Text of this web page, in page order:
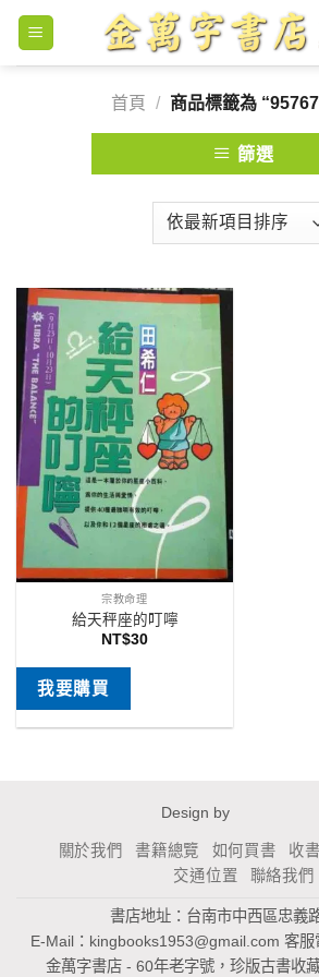
Skip
content
首頁
/ 商品標籤為
篩選
宗教命理
給天秤座的叮嚀
NT$30
我要購買
Design by
關於我們 書籍總覽 如何買書 收
交通位置
聯絡我們
書店地址：台南市中西區忠義
E-Mail： kingbooks1953@gmail.com 客服
金萬字書店 - 60年老字號，珍版古書收